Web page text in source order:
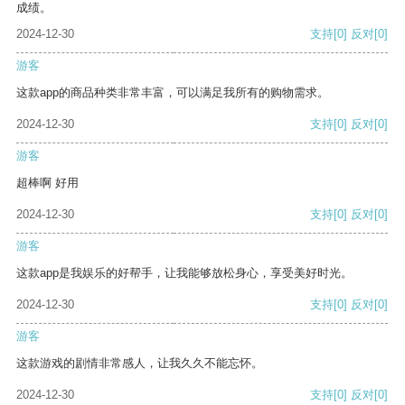
成绩。
2024-12-30
支持[0] 反对[0]
游客
这款app的商品种类非常丰富，可以满足我所有的购物需求。
2024-12-30 支持[0] 反对[0]
游客
超棒啊 好用
2024-12-30 支持[0] 反对[0]
游客
这款app是我娱乐的好帮手，让我能够放松身心，享受美好时光。
2024-12-30 支持[0] 反对[0]
游客
这款游戏的剧情非常感人，让我久久不能忘怀。
2024-12-30 支持[0] 反对[0]